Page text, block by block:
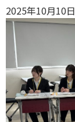
2025年10月10日